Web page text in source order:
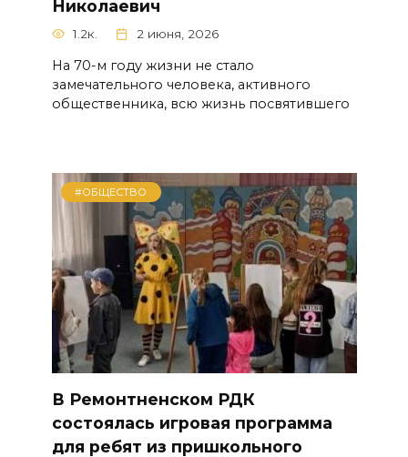
Николаевич
1.2к. 2 июня, 2026
На 70-м году жизни не стало
замечательного человека, активного
общественника, всю жизнь посвятившего
#ОБЩЕСТВО
В Ремонтненском РДК
состоялась игровая программа
для ребят из пришкольного